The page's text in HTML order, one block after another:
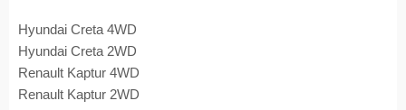
Hyundai Creta 4WD
Hyundai Creta 2WD
Renault Kaptur 4WD
Renault Kaptur 2WD